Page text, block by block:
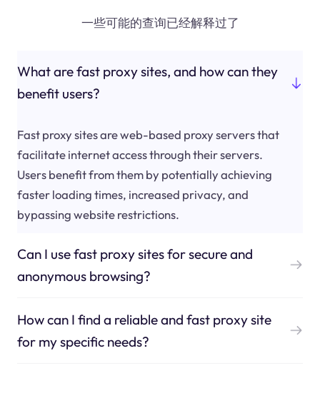
一些可能的查询已经解释过了
What are fast proxy sites, and how can they
benefit users?
Fast proxy sites are web-based proxy servers that
facilitate internet access through their servers.
Users benefit from them by potentially achieving
faster loading times, increased privacy, and
bypassing website restrictions.
Can I use fast proxy sites for secure and
anonymous browsing?
How can I find a reliable and fast proxy site
for my specific needs?